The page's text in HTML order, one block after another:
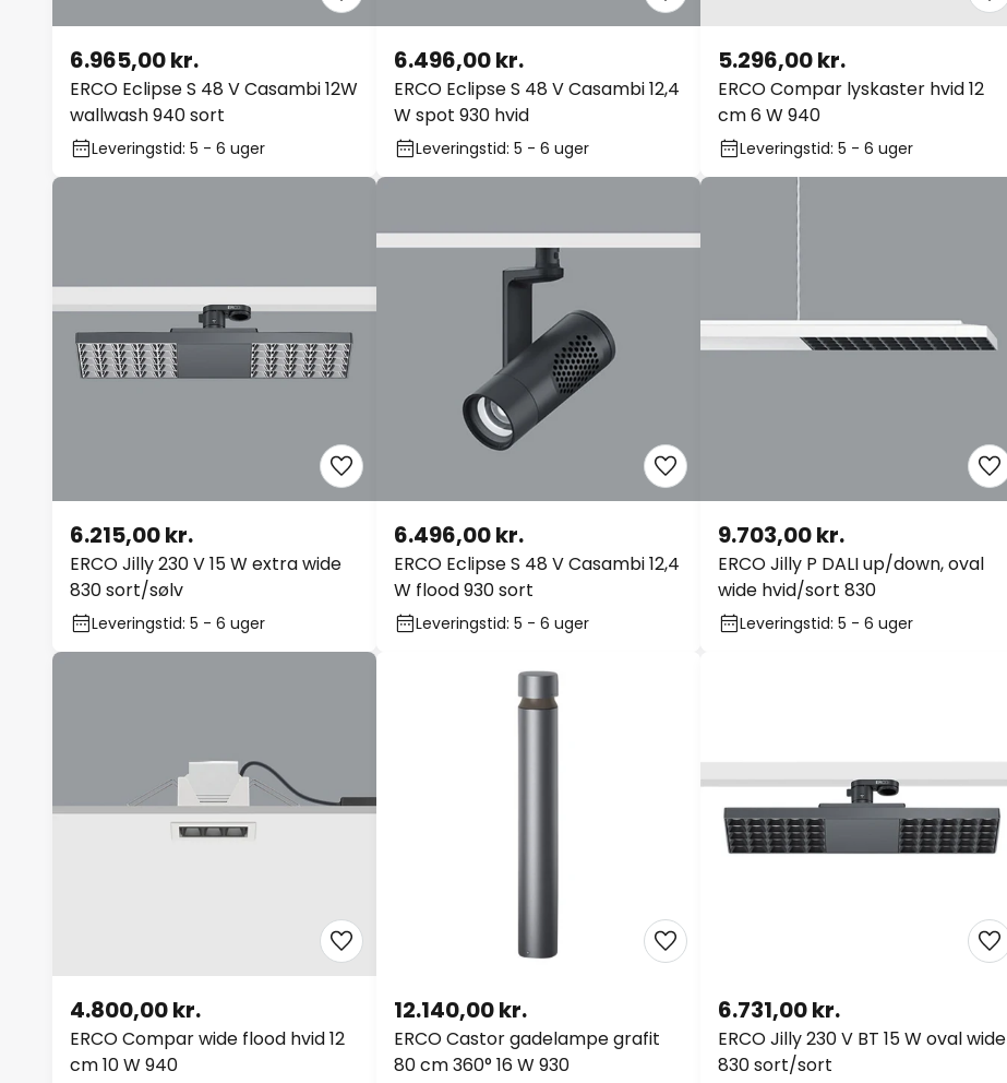
ERCO Eclipse S 48 V Casambi 12W
wallwash 940 sort
6.965,00 kr.
Leveringstid: 5 - 6 uger
ERCO Eclipse S 48 V Casambi 12,4
W spot 930 hvid
6.496,00 kr.
Leveringstid: 5 - 6 uger
ERCO Compar lyskaster hvid 12
cm 6 W 940
5.296,00 kr.
Leveringstid: 5 - 6 uger
ERCO Jilly 230 V 15 W extra wide
830 sort/sølv
6.215,00 kr.
Leveringstid: 5 - 6 uger
ERCO Eclipse S 48 V Casambi 12,4
W flood 930 sort
6.496,00 kr.
Leveringstid: 5 - 6 uger
ERCO Jilly P DALI up/down, oval
wide hvid/sort 830
9.703,00 kr.
Leveringstid: 5 - 6 uger
ERCO Compar wide flood hvid 12
cm 10 W 940
4.800,00 kr.
ERCO Castor gadelampe grafit
80 cm 360° 16 W 930
12.140,00 kr.
ERCO Jilly 230 V BT 15 W oval wide
830 sort/sort
6.731,00 kr.